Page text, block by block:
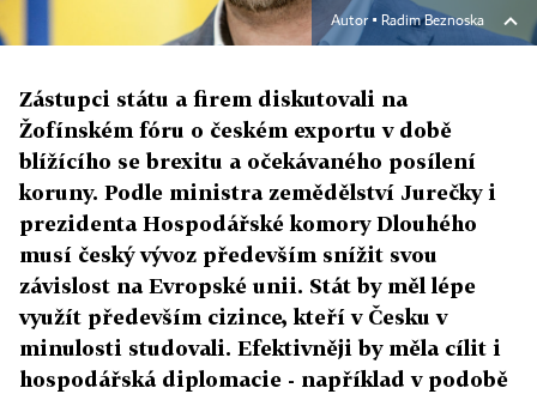
Autor ▪ Radim Beznoska
Zástupci státu a firem diskutovali na
Žofínském fóru o českém exportu v době
blížícího se brexitu a očekávaného posílení
koruny. Podle ministra zemědělství Jurečky i
prezidenta Hospodářské komory Dlouhého
musí český vývoz především snížit svou
závislost na Evropské unii. Stát by měl lépe
využít především cizince, kteří v Česku v
minulosti studovali. Efektivněji by měla cílit i
hospodářská diplomacie - například v podobě